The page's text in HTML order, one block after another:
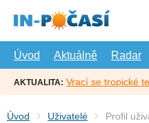
hlavní
Úvod
Aktuálně Radar
AKTUALITA: Vrací se tropické
Úvod Uživatelé Profil